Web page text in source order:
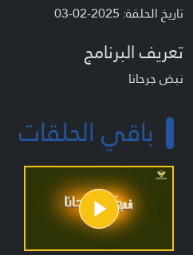
تاريخ الحلقة: 2025-02-03
تعريف البرنامج
نبض جرحانا
باقي الحلقات